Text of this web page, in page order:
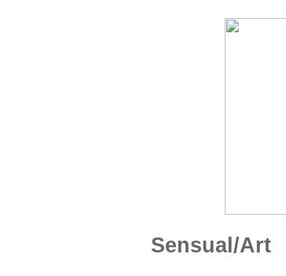
Sensual/Art